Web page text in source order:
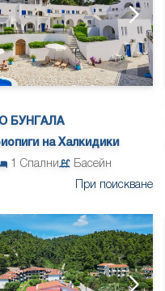
БУНГАЛА
на Халкидики
1 Спални
Басейн
При поискване